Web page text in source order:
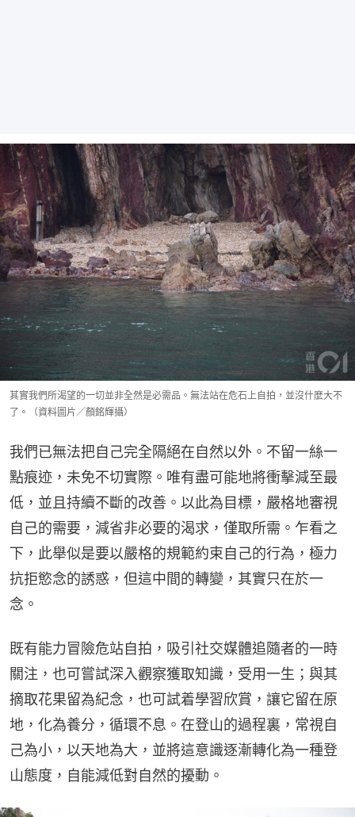
其實我們所渴望的一切並非全然是必需品。無法站在危石上自拍，並沒什麼大不
了。（資料圖片／顏銘輝攝）
我們已無法把自己完全隔絕在自然以外。不留一絲一
點痕迹，未免不切實際。唯有盡可能地將衝擊減至最
低，並且持續不斷的改善。以此為目標，嚴格地審視
自己的需要，減省非必要的渴求，僅取所需。乍看之
下，此舉似是要以嚴格的規範約束自己的行為，極力
抗拒慾念的誘惑，但這中間的轉變，其實只在於一
念。
既有能力冒險危站自拍，吸引社交媒體追隨者的一時
關注，也可嘗試深入觀察獲取知識，受用一生；與其
摘取花果留為紀念，也可試着學習欣賞，讓它留在原
地，化為養分，循環不息。在登山的過程裏，常視自
己為小，以天地為大，並將這意識逐漸轉化為一種登
山態度，自能減低對自然的擾動。